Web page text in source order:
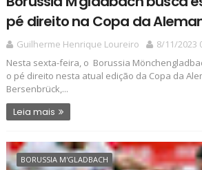
pé direito na Copa da
Guilherme Henrique Loureiro
8/11/2023
Nesta sexta-feira, o Borussia
o pé direito nesta atual edição da Copa da
Bersenbrück,...
Leia mais
BORUSSIA M'GLADBACH